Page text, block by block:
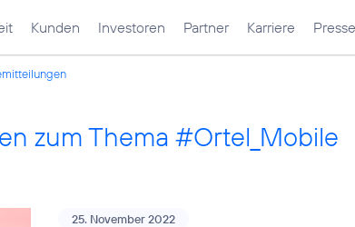
Kunden Investoren Partner Karriere Presse
zum Thema #Ortel_Mobile
25. November 2022